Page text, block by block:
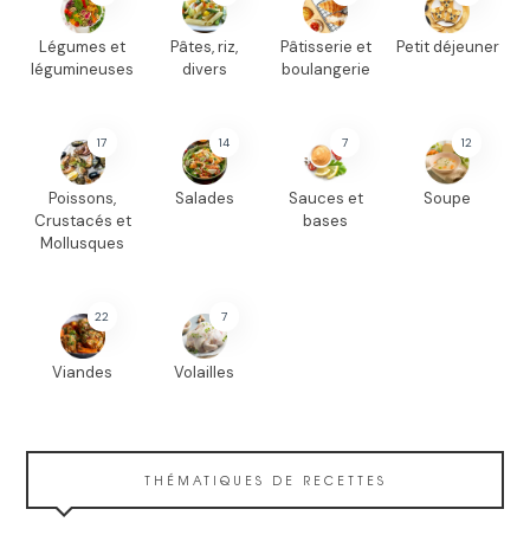
Légumes et
légumineuses
Pâtes, riz,
divers
Pâtisserie et
boulangerie
Petit déjeuner
17
Poissons,
Crustacés et
Mollusques
14
Salades
7
Sauces et
bases
12
Soupe
22
Viandes
7
Volailles
THÉMATIQUES DE RECETTES